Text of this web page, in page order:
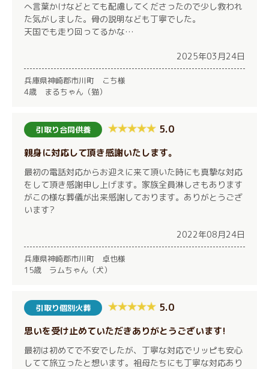
へ言葉かけなどとても配慮してくださったので少し救われ
た気がしました。骨の説明なども丁寧でした。
天国でも走り回ってるかな…
2025年03月24日
兵庫県神崎郡市川町 こち様
4歳 まるちゃん（猫）
引取り合同供養 5.0
親身に対応して頂き感謝いたします。
最初の電話対応からお迎えに来て頂いた時にも真摯な対応
をして頂き感謝申し上げます。家族全員淋しさもあります
がこの様な葬儀が出来感謝しております。ありがとうござ
います?
2022年08月24日
兵庫県神崎郡市川町 卓也様
15歳 ラムちゃん（犬）
引取り個別火葬 5.0
思いを受け止めていただきありがとうございます!
最初は初めてで不安でしたが、丁寧な対応でリッピも安心
してて旅立ったと想います。祖母たちにも丁寧な対応あり